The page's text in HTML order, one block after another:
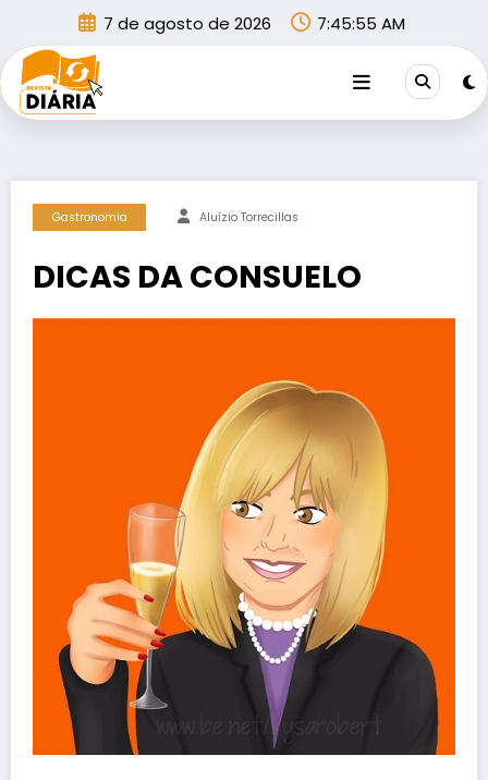
conteúdo
7 de agosto de 2026 7:45:56 AM
Gastronomia Aluízio Torrecillas
DICAS DA CONSUELO